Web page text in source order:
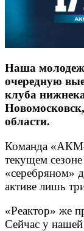
Наша
очередную
клуба
области.
Команда
текущем
«серебряном»
активе лишь
«Реактор» же
Сейчас у